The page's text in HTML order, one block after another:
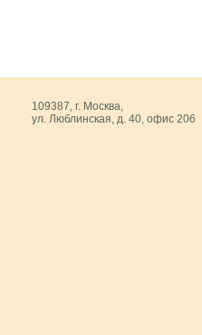
109387, г. Москва,
ул. Люблинская, д. 40, офис 206